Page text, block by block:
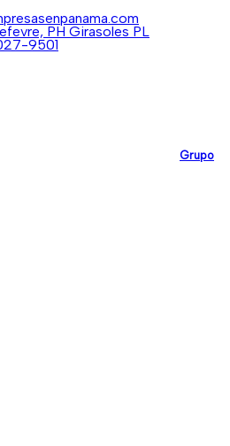
PH Girasoles PL
9501
Grupo